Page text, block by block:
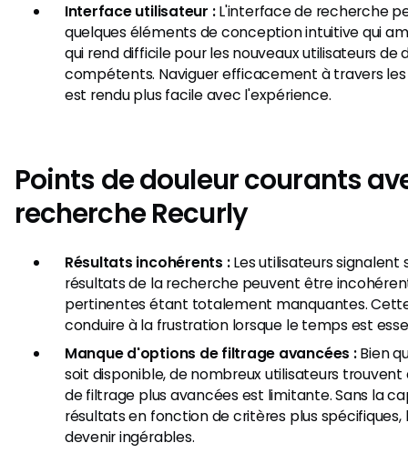
Interface utilisateur :L'interface de recherche
quelques éléments de conception intuitive qui
qui rend difficile pour les nouveaux utilisateurs
compétents. Naviguer efficacement à travers
est rendu plus facile avec l'expérience.
Points de douleur courants
recherche Recurly
Résultats incohérents :Les utilisateurs signalent
résultats de la recherche peuvent être
pertinentes étant totalement manquantes.
conduire à la frustration lorsque le temps est
Manque d'options de filtrage avancées :Bien
soit disponible, de nombreux utilisateurs
de filtrage plus avancées est limitante. Sans la
résultats en fonction de critères plus
devenir ingérables.